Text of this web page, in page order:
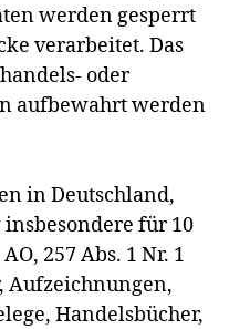
werden gesperrt
verarbeitet. Das
oder
aufbewahrt werden
in Deutschland,
für 10
257 Abs. 1 Nr. 1
Aufzeichnungen,
Handelsbücher,